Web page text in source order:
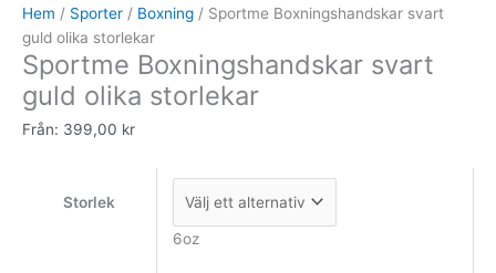
Hem / Sporter / Boxning / Sportme Boxningshandskar svart
guld olika storlekar
Sportme Boxningshandskar svart
guld olika storlekar
Från: 399,00 kr
Storlek
6oz
svart
guld
olika
storlekar
mängd